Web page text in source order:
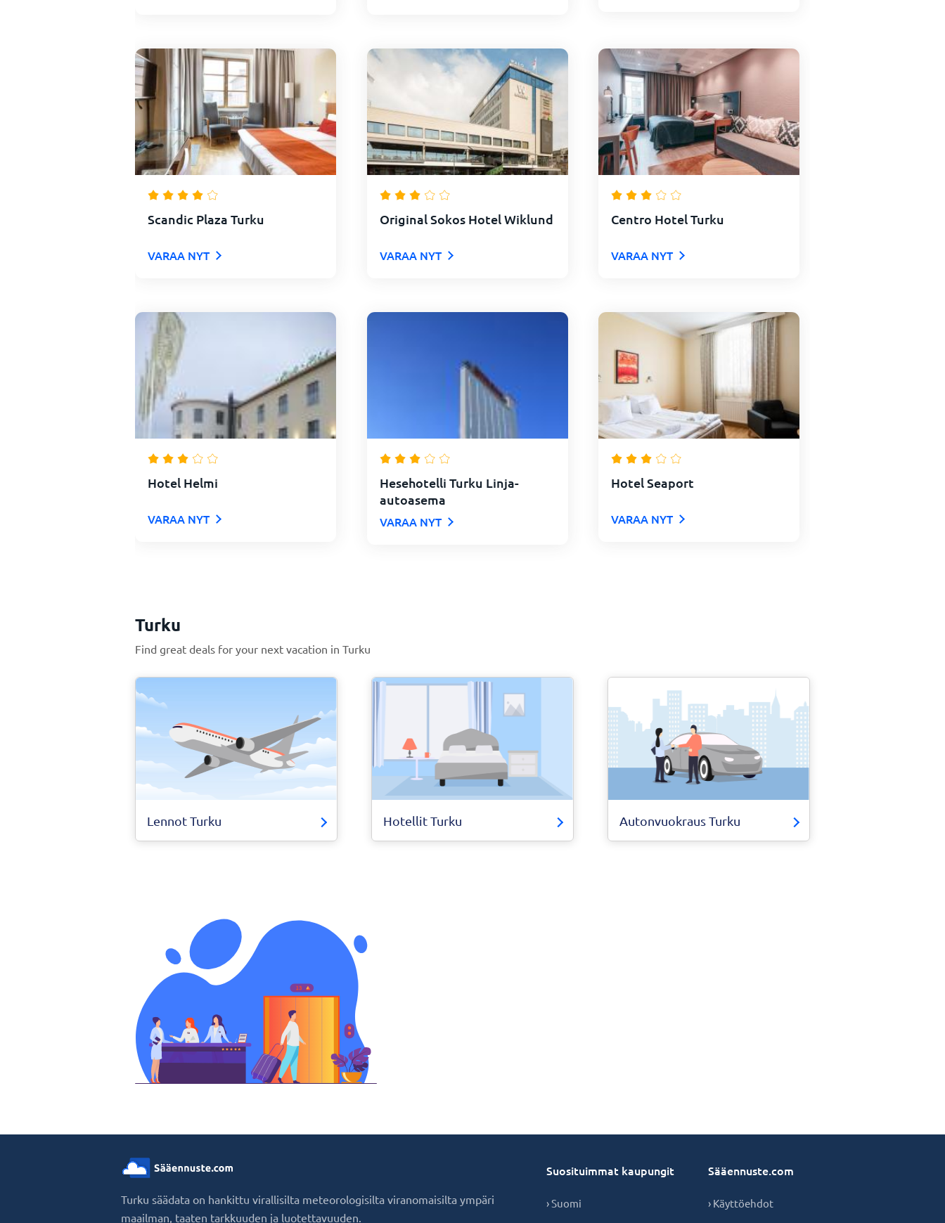
Scandic Plaza Turku
VARAA NYT
Original Sokos Hotel Wiklund
VARAA NYT
Centro Hotel Turku
VARAA NYT
Hotel Helmi
VARAA NYT
Hesehotelli Turku Linja-
autoasema
VARAA NYT
Hotel Seaport
VARAA NYT
Turku
Find great deals for your next vacation in Turku
Lennot Turku Hotellit Turku Autonvuokraus Turku
Turku säädata on hankittu virallisilta meteorologisilta viranomaisilta ympäri
maailman, taaten tarkkuuden ja luotettavuuden.
Suosituimmat kaupungit
› Suomi
Sääennuste.com
› Käyttöehdot